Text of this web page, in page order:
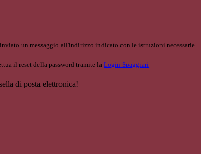
un messaggio all'indirizzo indicato con le istruzioni necessarie.
il reset della password tramite la Login Spaggiari
di posta elettronica!